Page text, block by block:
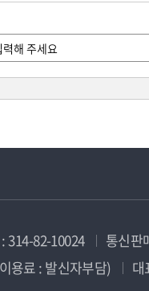
314-82-10024
통신판
용료 : 발신자부담)
대